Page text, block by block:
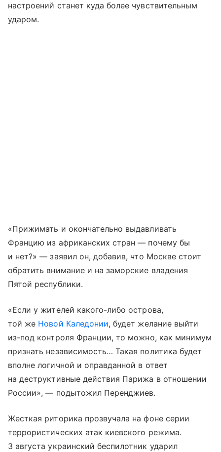
настроений станет куда более чувствительным
ударом.
«Прижимать и окончательно выдавливать
Францию из африканских стран — почему бы
и нет?» — заявил он, добавив, что Москве стоит
обратить внимание и на заморские владения
Пятой республики.
«Если у жителей какого-либо острова,
той же Новой Каледонии, будет желание выйти
из-под контроля Франции, то можно, как минимум
признать независимость… Такая политика будет
вполне логичной и оправданной в ответ
на деструктивные действия Парижа в отношении
России», — подытожил Перенджиев.
Жесткая риторика прозвучала на фоне серии
террористических атак киевского режима.
3 августа украинский беспилотник ударил